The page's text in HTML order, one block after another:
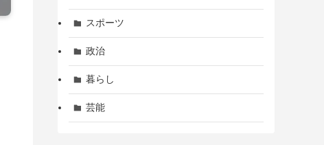
スポーツ
政治
暮らし
芸能